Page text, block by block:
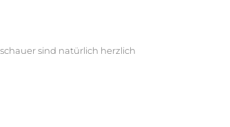
sind natürlich herzlich